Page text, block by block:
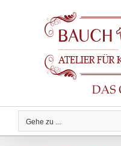
Gehe zu ...